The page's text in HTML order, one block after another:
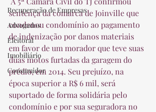
Recuperação de Empresas
Advogados
Eleitoral
Imobiliário
Consumidor
sentença da comarca de Joinville que
condenou condomínio ao pagamento
de indenização por danos materiais
em favor de um morador que teve suas
duas motos furtadas da garagem do
prédio, em 2014. Seu prejuízo, na
época superior a R$ 6 mil, será
suportado de forma solidária pelo
condomínio e por sua seguradora no